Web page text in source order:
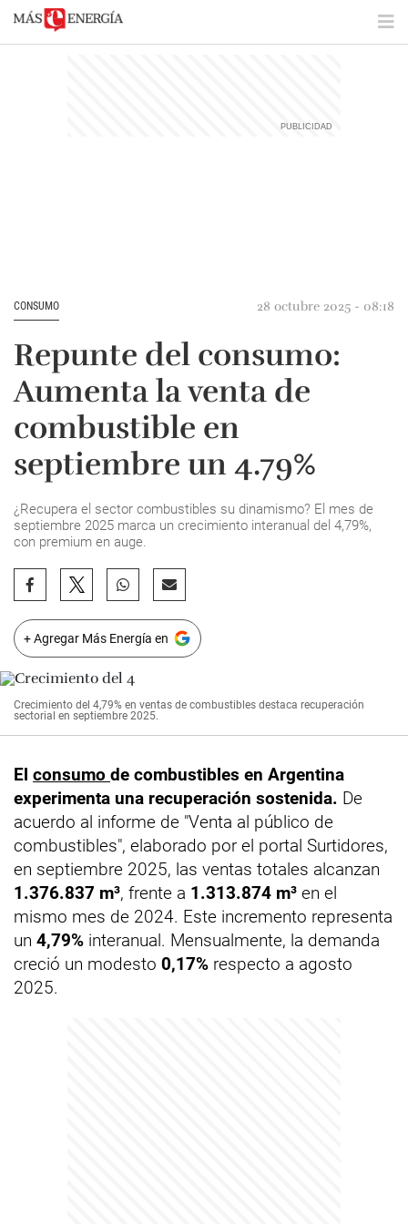
CONSUMO 28 octubre 2025 - 08:18
Repunte del consumo:
Aumenta la venta de
combustible en
septiembre un 4.79%
¿Recupera el sector combustibles su dinamismo? El mes de
septiembre 2025 marca un crecimiento interanual del 4,79%,
con premium en auge.
+ Agregar Más Energía en
Crecimiento del 4,79% en ventas de combustibles destaca recuperación
sectorial en septiembre 2025.
El consumo de combustibles en Argentina
experimenta una recuperación sostenida. De
acuerdo al informe de "Venta al público de
combustibles", elaborado por el portal Surtidores,
en septiembre 2025, las ventas totales alcanzan
1.376.837 m³, frente a 1.313.874 m³ en el
mismo mes de 2024. Este incremento representa
un 4,79% interanual. Mensualmente, la demanda
creció un modesto 0,17% respecto a agosto
2025.